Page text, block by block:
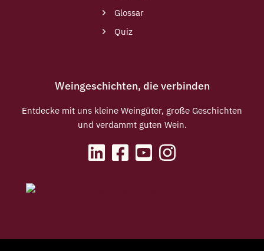
Glossar
Quiz
Weingeschichten, die verbinden
Entdecke mit uns kleine Weingüter, große Geschichten
und verdammt guten Wein.